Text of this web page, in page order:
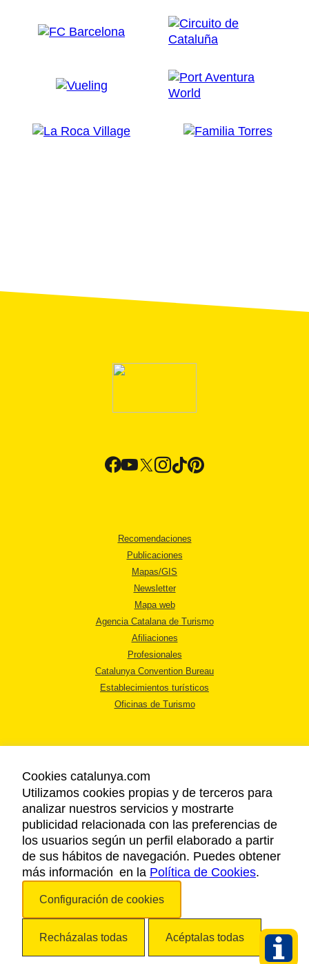
Recomendaciones
Publicaciones
Mapas/GIS
Newsletter
Mapa web
Agencia Catalana de Turismo
Afiliaciones
Profesionales
Catalunya Convention Bureau
Establecimientos turísticos
Oficinas de Turismo
AVISO LEGAL
POLÍTICA DE PRIVACIDAD
COOKIES
ACCESSIBILIDAD
Copyright © 2026. Agencia Catalana de Turismo. Todos los derechos
Cookies catalunya.com
Utilizamos cookies propias y de terceros para
analizar nuestros servicios y mostrarte
publicidad relacionada con las preferencias de
los usuarios según un perfil elaborado a partir
de sus hábitos de navegación. Puedes obtener
más información en la Política de Cookies.
Configuración de cookies
Recházalas todas Acéptalas todas